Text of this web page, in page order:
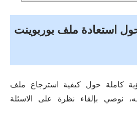
استعادة ملف بوربوينت
كاملة حول كيفية استرجاع ملف
نوصي بإلقاء نظرة على الاسئلة